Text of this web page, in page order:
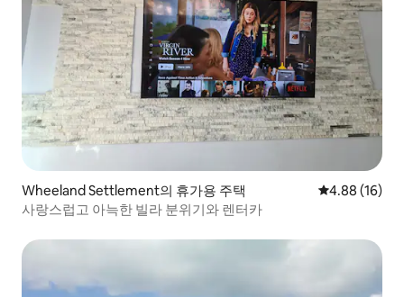
Wheeland Settlement의 휴가용 주택 평점 4.88점(5
4.88 (16)
사랑스럽고 아늑한 빌라 분위기와 렌터카